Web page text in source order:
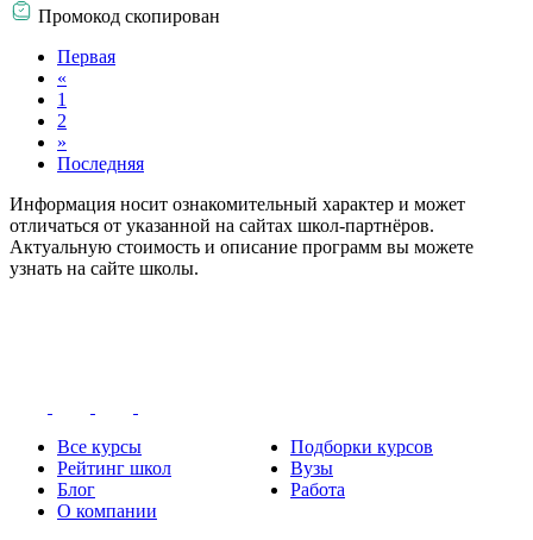
Промокод скопирован
Первая
«
1
2
»
Последняя
Информация носит ознакомительный характер и может
отличаться от указанной на сайтах школ-партнёров.
Актуальную стоимость и описание программ вы можете
узнать на сайте школы.
Все курсы
Подборки курсов
Рейтинг школ
Вузы
Блог
Работа
О компании